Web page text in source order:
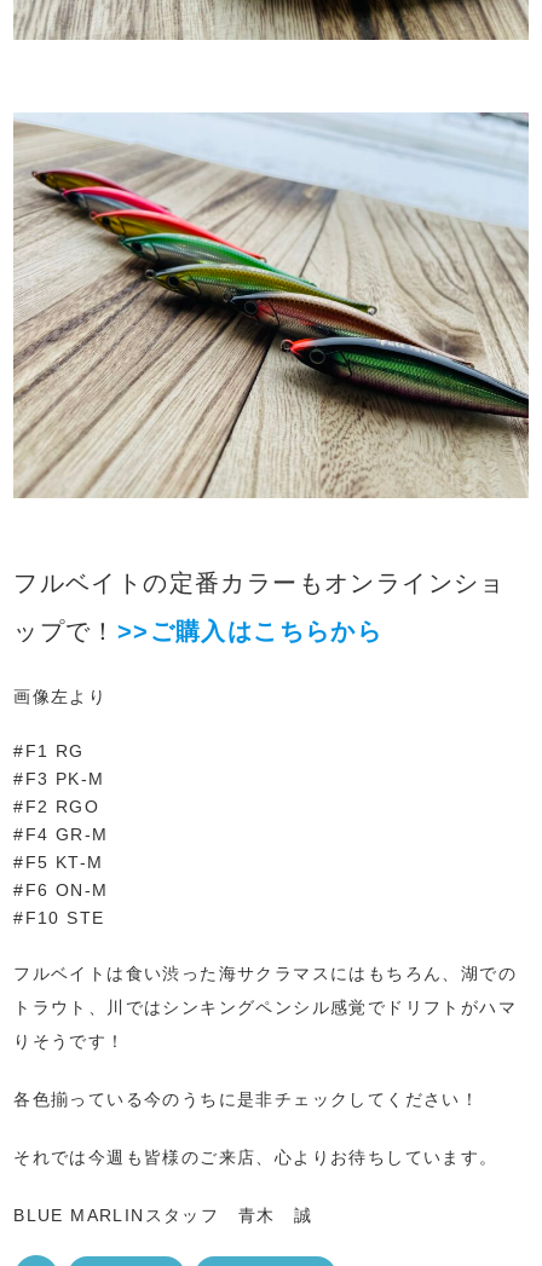
フルベイトの定番カラーもオンラインショ
ップで！ >>ご購入はこちらから
画像左より
#F1 RG
#F3 PK-M
#F2 RGO
#F4 GR-M
#F5 KT-M
#F6 ON-M
#F10 STE
フルベイトは食い渋った海サクラマスにはもちろん、湖での
トラウト、川ではシンキングペンシル感覚でドリフトがハマ
りそうです！
各色揃っている今のうちに是非チェックしてください！
それでは今週も皆様のご来店、心よりお待ちしています。
BLUE MARLINスタッフ 青木 誠